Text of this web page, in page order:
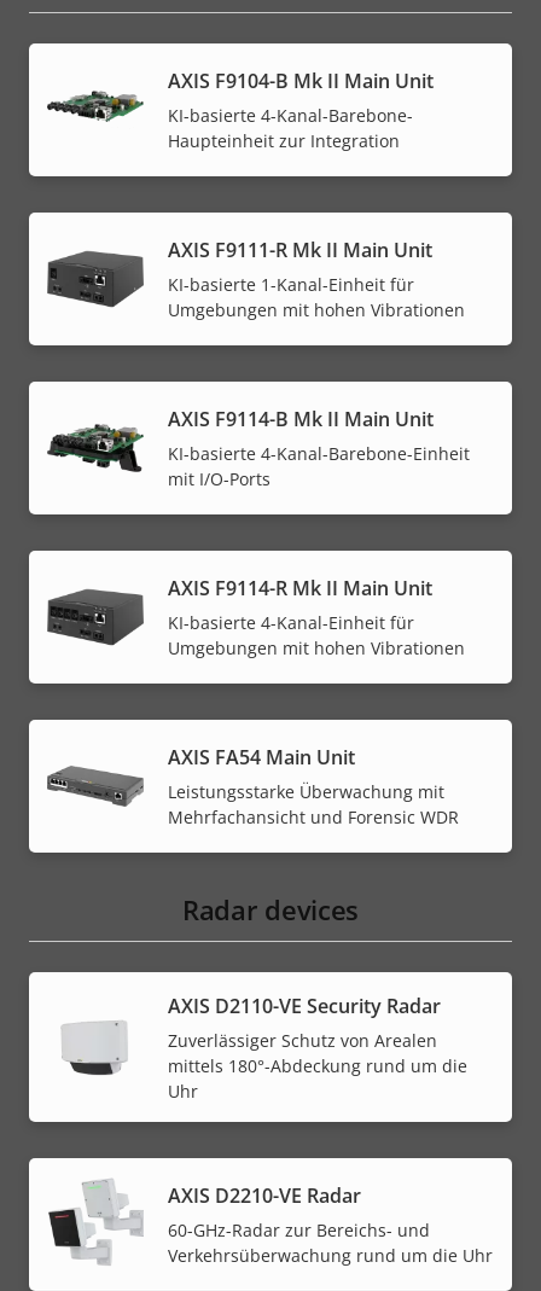
AXIS F9104-B Mk II Main Unit
KI-basierte 4-Kanal-Barebone-
Haupteinheit zur Integration
AXIS F9111-R Mk II Main Unit
KI-basierte 1-Kanal-Einheit für
Umgebungen mit hohen Vibrationen
AXIS F9114-B Mk II Main Unit
KI-basierte 4-Kanal-Barebone-Einheit
mit I/O-Ports
AXIS F9114-R Mk II Main Unit
KI-basierte 4-Kanal-Einheit für
Umgebungen mit hohen Vibrationen
AXIS FA54 Main Unit
Leistungsstarke Überwachung mit
Mehrfachansicht und Forensic WDR
Radar devices
AXIS D2110-VE Security Radar
Zuverlässiger Schutz von Arealen
mittels 180°-Abdeckung rund um die
Uhr
AXIS D2210-VE Radar
60-GHz-Radar zur Bereichs- und
Verkehrsüberwachung rund um die Uhr